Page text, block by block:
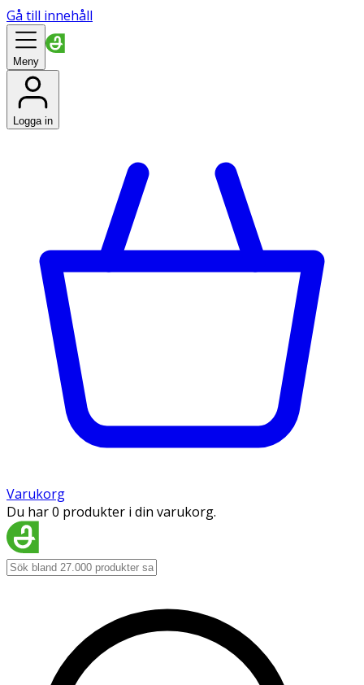
Gå till innehåll
Meny
Logga in
Varukorg
Du har 0 produkter i din varukorg.